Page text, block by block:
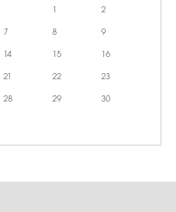
1 2
7 8 9
14 15 16
21 22 23
28 29 30